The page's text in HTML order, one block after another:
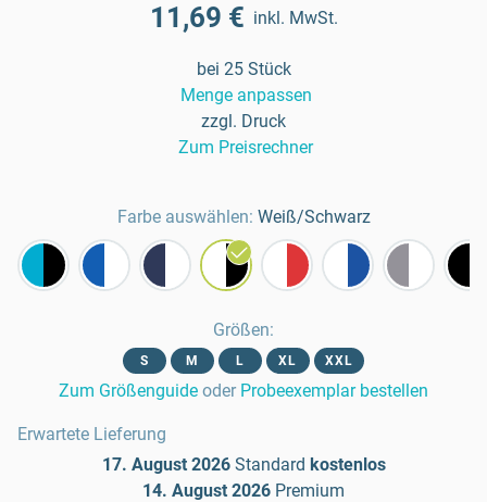
11,69 € inkl. MwSt.
bei 25 Stück
Menge anpassen
zzgl. Druck
Zum Preisrechner
Farbe auswählen: Weiß/Schwarz
Größen:
S M L XL XXL
Zum Größenguide oder Probeexemplar bestellen
Erwartete Lieferung
17. August 2026 Standard kostenlos
14. August 2026 Premium